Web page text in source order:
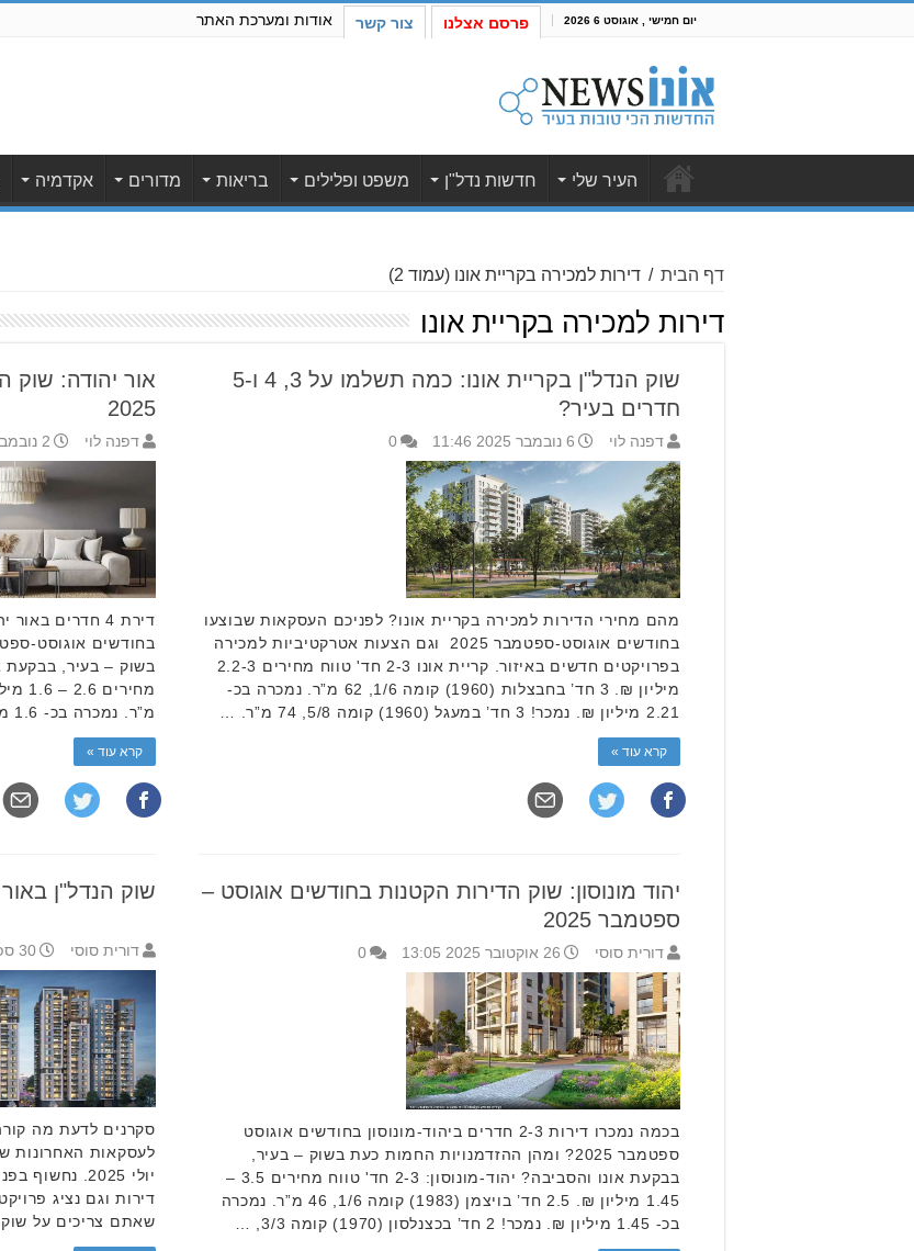
יום חמישי , אוגוסט 6 2026 פרסם אצלנו צור קשר אודות ומערכת האתר
העיר שלי חדשות נדל"ן משפט ופלילים בריאות מדורים אקדמיה
דף הבית / דירות למכירה בקריית אונו (עמוד 2)
דירות למכירה בקריית אונו
שוק הנדל"ן בקריית אונו: כמה תשלמו על 3, 4 ו-5
חדרים בעיר?
דפנה לוי 6 נובמבר 2025 11:46 0
מהם מחירי הדירות למכירה בקריית אונו? לפניכם העסקאות שבוצעו
בחודשים אוגוסט-ספטמבר 2025 וגם הצעות אטרקטיביות למכירה
בפרויקטים חדשים באיזור. קריית אונו 2-3 חד' טווח מחירים 2.2-3
מיליון ₪. 3 חד’ בחבצלות (1960) קומה 1/6, 62 מ”ר. נמכרה בכ-
2.21 מיליון ₪. נמכר! 3 חד’ במעגל (1960) קומה 5/8, 74 מ”ר. …
קרא עוד »
אור יהודה: שוק
2025
דפנה לוי 2 נובמבר 2025 12:55
מ”ר. נמכרה בכ- 1.6 מיליון …
קרא עוד »
יהוד מונוסון: שוק הדירות הקטנות בחודשים אוגוסט –
ספטמבר 2025
דורית סוסי 26 אוקטובר 2025 13:05 0
בכמה נמכרו דירות 2-3 חדרים ביהוד-מונוסון בחודשים אוגוסט
ספטמבר 2025? ומהן ההזדמנויות החמות כעת בשוק – בעיר,
בבקעת אונו והסביבה? יהוד-מונוסון: 2-3 חד' טווח מחירים 3.5 –
1.45 מיליון ₪. 2.5 חד’ בויצמן (1983) קומה 1/6, 46 מ”ר. נמכרה
בכ- 1.45 מיליון ₪. נמכר! 2 חד’ בכצנלסון (1970) קומה 3/3, …
שוק הנדל"ן באור
דורית סוסי 30 ספטמבר 2025 10:03
סקרנים לדעת מה
לעסקאות האחרונות
יולי 2025.
דירות וגם נציג
שאתם צריכים על